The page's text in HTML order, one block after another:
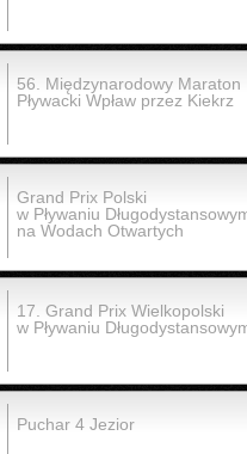
56. Międzynarodowy Maraton
Pływacki Wpław przez Kiekrz
Grand Prix Polski
w Pływaniu
na Wodach Otwartych
17. Grand Prix Wielkopolski
w Pływaniu
Puchar 4 Jezior